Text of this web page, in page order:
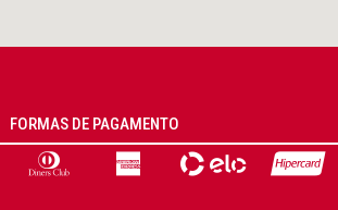
FORMAS DE PAGAMENTO